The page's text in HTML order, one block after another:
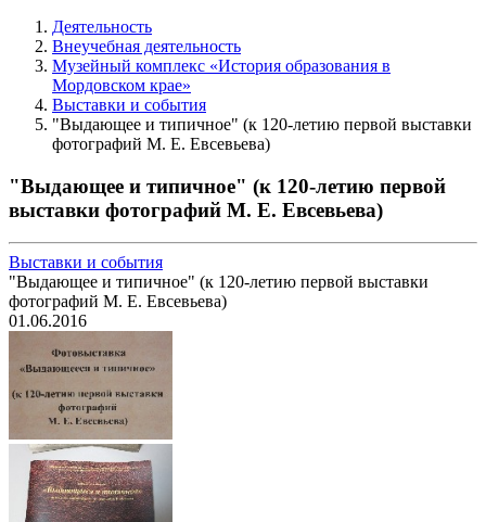
Деятельность
Внеучебная деятельность
Музейный комплекс «История образования в
Мордовском крае»
Выставки и события
"Выдающее и типичное" (к 120-летию первой выставки
фотографий М. Е. Евсевьева)
"Выдающее и типичное" (к 120-летию первой
выставки фотографий М. Е. Евсевьева)
Выставки и события
"Выдающее и типичное" (к 120-летию первой выставки
фотографий М. Е. Евсевьева)
01.06.2016